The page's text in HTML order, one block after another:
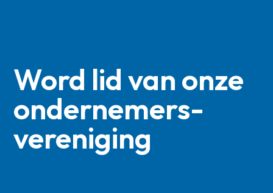
Word lid van onze
ondernemers­
vereniging